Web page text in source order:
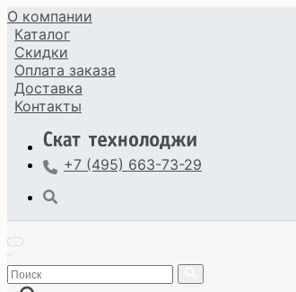
О компании
Каталог
Скидки
Оплата заказа
Доставка
Контакты
+7 (495) 663-73-29